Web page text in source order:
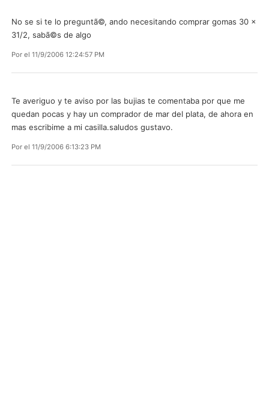
No se si te lo preguntã©, ando necesitando comprar gomas 30 x
31/2, sabã©s de algo
Por el 11/9/2006 12:24:57 PM
Te averiguo y te aviso por las bujias te comentaba por que me
quedan pocas y hay un comprador de mar del plata, de ahora en
mas escribime a mi casilla.saludos gustavo.
Por el 11/9/2006 6:13:23 PM